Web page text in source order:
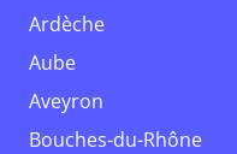
Ardèche
Aube
Aveyron
Bouches-du-Rhône